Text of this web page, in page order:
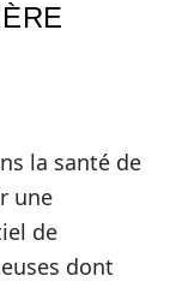
la santé de
une
de
dont